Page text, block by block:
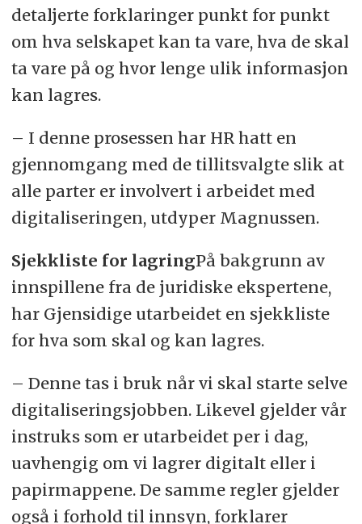
detaljerte forklaringer punkt for punkt
om hva selskapet kan ta vare, hva de skal
ta vare på og hvor lenge ulik informasjon
kan lagres.
– I denne prosessen har HR hatt en
gjennomgang med de tillitsvalgte slik at
alle parter er involvert i arbeidet med
digitaliseringen, utdyper Magnussen.
Sjekkliste for lagringPå bakgrunn av
innspillene fra de juridiske ekspertene,
har Gjensidige utarbeidet en sjekkliste
for hva som skal og kan lagres.
– Denne tas i bruk når vi skal starte selve
digitaliseringsjobben. Likevel gjelder vår
instruks som er utarbeidet per i dag,
uavhengig om vi lagrer digitalt eller i
papirmappene. De samme regler gjelder
også i forhold til innsyn, forklarer